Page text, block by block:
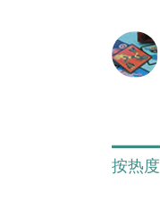
按热度